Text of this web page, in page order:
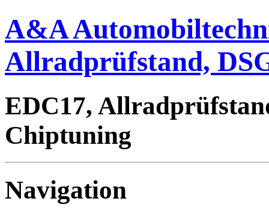
A&A
Allradprüfstand,
EDC17,
Chiptuning
Navigation